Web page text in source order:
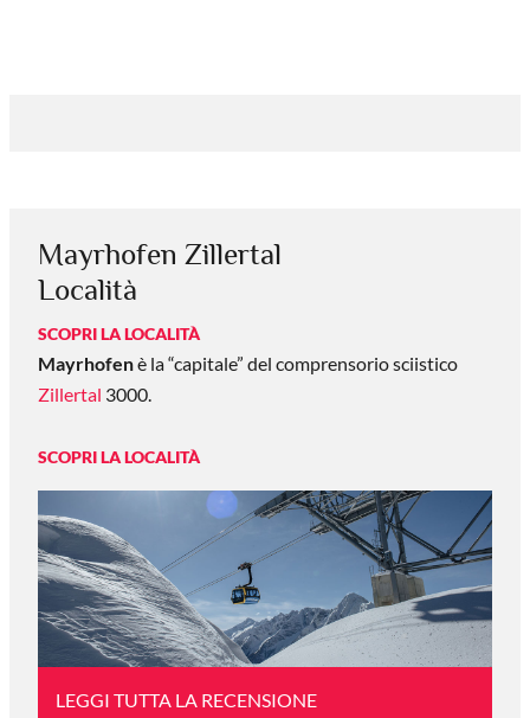
Mayrhofen Zillertal
Località
SCOPRI LA LOCALITÀ
Mayrhofenè la “capitale” del comprensorio sciistico
Zillertal 3000.
SCOPRI LA LOCALITÀ
LEGGI TUTTA LA RECENSIONE